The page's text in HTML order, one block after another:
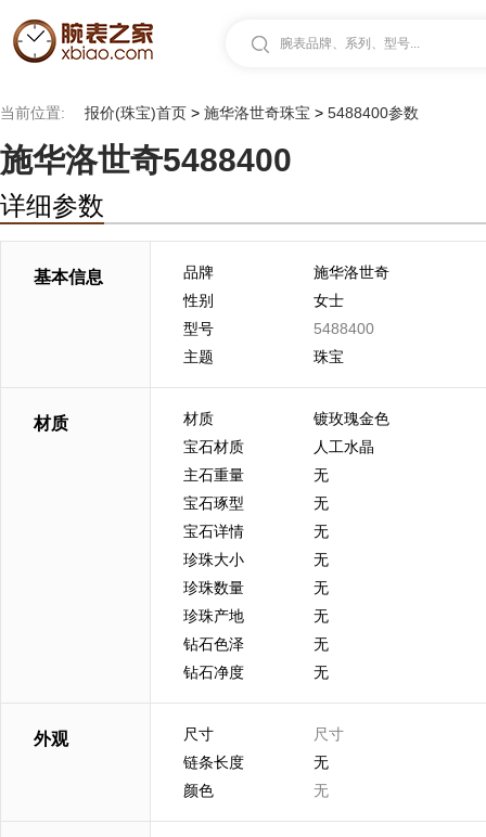
腕表品牌、系列、型号...
当前位置: 报价(珠宝)首页 > 施华洛世奇珠宝 > 5488400参数
施华洛世奇5488400
详细参数
基本信息 品牌
施华洛世奇
性别
女士
型号
5488400
主题
珠宝
材质 材质
镀玫瑰金色
宝石材质
人工水晶
主石重量
无
宝石琢型
无
宝石详情
无
珍珠大小
无
珍珠数量
无
珍珠产地
无
钻石色泽
无
钻石净度
无
外观 尺寸
尺寸
链条长度
无
颜色
无